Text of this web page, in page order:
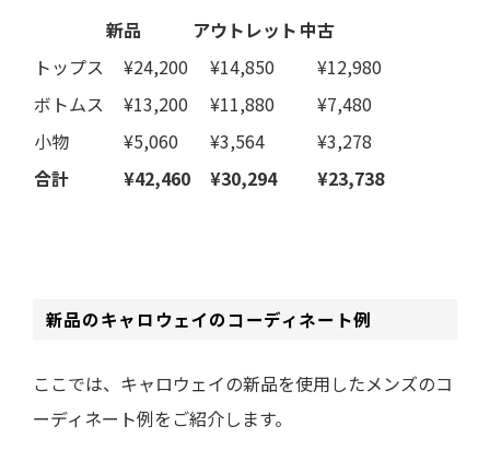
新品 アウトレット 中古
トップス
¥24,200 ¥14,850
¥12,980
ボトムス
¥13,200 ¥11,880
¥7,480
小物
¥5,060 ¥3,564
¥3,278
合計
¥42,460 ¥30,294 ¥23,738
新品のキャロウェイのコーディネート例
ここでは、キャロウェイの新品を使用したメンズのコ
ーディネート例をご紹介します。